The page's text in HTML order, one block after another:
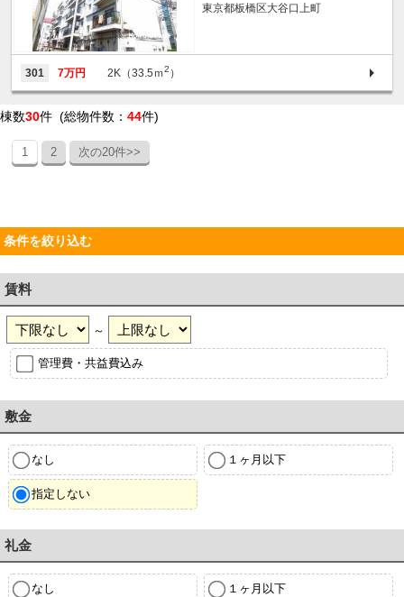
東京都板橋区大谷口上町
301 7万円 2K（33.5ｍ2 ）
棟数30件 (総物件数： 44件)
1 2 次の20件>>
条件を絞り込む
賃料
～
管理費・共益費込み
敷金
なし １ヶ月以下
指定しない
礼金
なし １ヶ月以下